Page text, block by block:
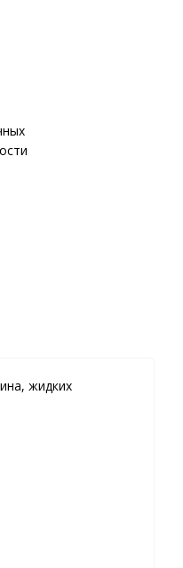
жидких